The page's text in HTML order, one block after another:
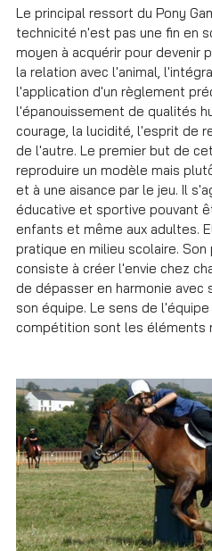
Le principal ressort du Pony
technicité n'est pas une fin en
moyen à acquérir pour devenir
la relation avec l'animal,
l'application d'un règlement
l'épanouissement de qualités
courage, la lucidité, l'esprit de
de l'autre. Le premier but de
reproduire un modèle mais
et à une aisance par le jeu. Il
éducative et sportive pouvant
enfants et même aux adultes.
pratique en milieu scolaire.
consiste à créer l'envie chez
de dépasser en harmonie avec
son équipe. Le sens de
compétition sont les éléments